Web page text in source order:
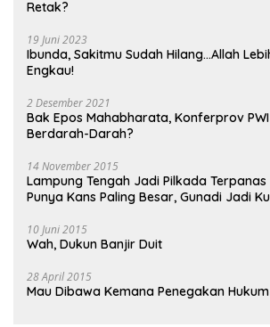
Retak?
19 Juni 2023
Ibunda, Sakitmu Sudah Hilang…Allah
Engkau!
2 Desember 2021
Bak Epos Mahabharata, Konferprov
Berdarah-Darah?
14 November 2015
Lampung Tengah Jadi Pilkada Terpanas
Punya Kans Paling Besar, Gunadi Jadi
10 Juni 2015
Wah, Dukun Banjir Duit
28 April 2015
Mau Dibawa Kemana Penegakan